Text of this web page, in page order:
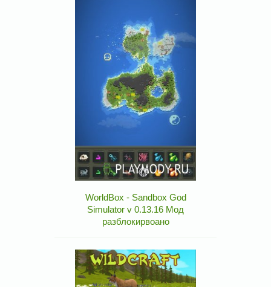
WorldBox - Sandbox God
Simulator v 0.13.16 Мод
разблокирвоано